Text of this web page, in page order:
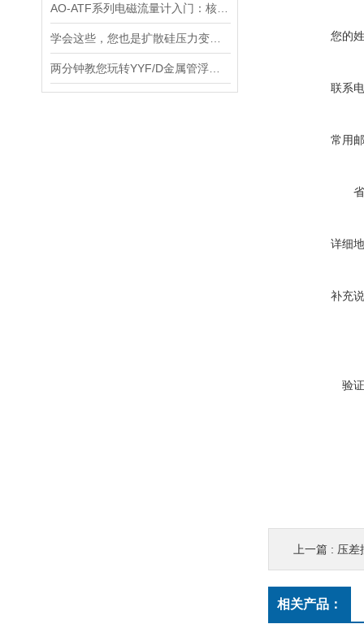
您的
联系
常用
详细
补充
验
上一篇 : 压差
相关产品：